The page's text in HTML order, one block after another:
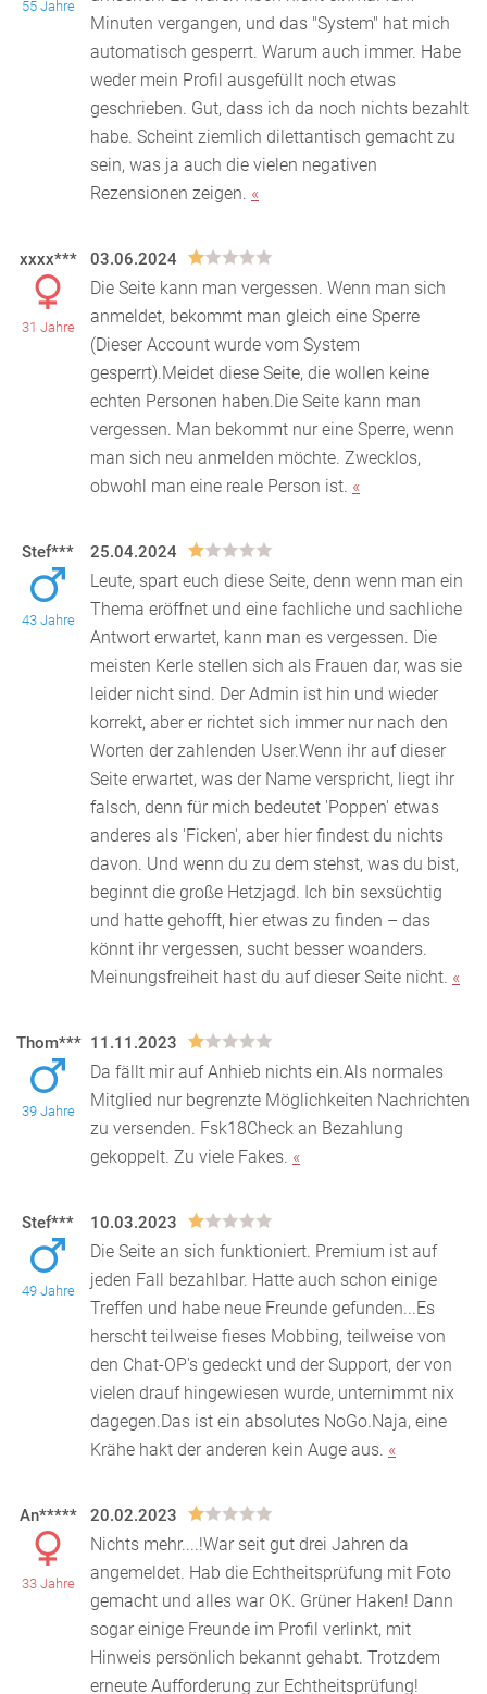
55 Jahre
Minuten vergangen, und das "System" hat mich
automatisch gesperrt. Warum auch immer. Habe
weder mein Profil ausgefüllt noch etwas
geschrieben. Gut, dass ich da noch nichts bezahlt
habe. Scheint ziemlich dilettantisch gemacht zu
sein, was ja auch die vielen negativen
Rezensionen zeigen. «
xxxx***
31 Jahre
03.06.2024
Die Seite kann man vergessen. Wenn man sich
anmeldet, bekommt man gleich eine Sperre
(Dieser Account wurde vom System
gesperrt).Meidet diese Seite, die wollen keine
echten Personen haben.Die Seite kann man
vergessen. Man bekommt nur eine Sperre, wenn
man sich neu anmelden möchte. Zwecklos,
obwohl man eine reale Person ist. «
Stef***
43 Jahre
25.04.2024
Leute, spart euch diese Seite, denn wenn man ein
Thema eröffnet und eine fachliche und sachliche
Antwort erwartet, kann man es vergessen. Die
meisten Kerle stellen sich als Frauen dar, was sie
leider nicht sind. Der Admin ist hin und wieder
korrekt, aber er richtet sich immer nur nach den
Worten der zahlenden User.Wenn ihr auf dieser
Seite erwartet, was der Name verspricht, liegt ihr
falsch, denn für mich bedeutet 'Poppen' etwas
anderes als 'Ficken', aber hier findest du nichts
davon. Und wenn du zu dem stehst, was du bist,
beginnt die große Hetzjagd. Ich bin sexsüchtig
und hatte gehofft, hier etwas zu finden – das
könnt ihr vergessen, sucht besser woanders.
Meinungsfreiheit hast du auf dieser Seite nicht. «
Thom***
39 Jahre
11.11.2023
Da fällt mir auf Anhieb nichts ein.Als normales
Mitglied nur begrenzte Möglichkeiten Nachrichten
zu versenden. Fsk18Check an Bezahlung
gekoppelt. Zu viele Fakes. «
Stef***
49 Jahre
10.03.2023
Die Seite an sich funktioniert. Premium ist auf
jeden Fall bezahlbar. Hatte auch schon einige
Treffen und habe neue Freunde gefunden...Es
herscht teilweise fieses Mobbing, teilweise von
den Chat-OP's gedeckt und der Support, der von
vielen drauf hingewiesen wurde, unternimmt nix
dagegen.Das ist ein absolutes NoGo.Naja, eine
Krähe hakt der anderen kein Auge aus. «
An*****
33 Jahre
20.02.2023
Nichts mehr....!War seit gut drei Jahren da
angemeldet. Hab die Echtheitsprüfung mit Foto
gemacht und alles war OK. Grüner Haken! Dann
sogar einige Freunde im Profil verlinkt, mit
Hinweis persönlich bekannt gehabt. Trotzdem
erneute Aufforderung zur Echtheitsprüfung!